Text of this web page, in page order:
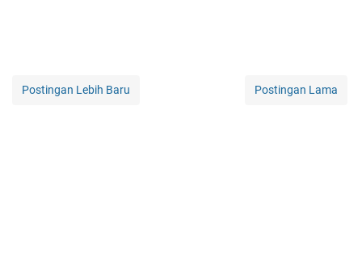
Postingan Lebih Baru Postingan Lama